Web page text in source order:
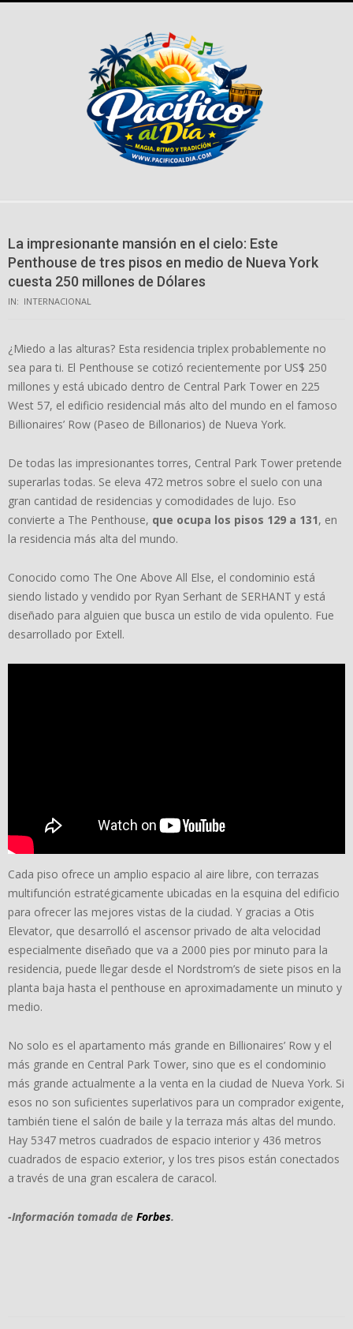
La impresionante mansión en el cielo: Este
Penthouse de tres pisos en medio de Nueva York
cuesta 250 millones de Dólares
IN: INTERNACIONAL
¿Miedo a las alturas? Esta residencia triplex probablemente no
sea para ti. El Penthouse se cotizó recientemente por US$ 250
millones y está ubicado dentro de Central Park Tower en 225
West 57, el edificio residencial más alto del mundo en el famoso
Billionaires’ Row (Paseo de Billonarios) de Nueva York.
De todas las impresionantes torres, Central Park Tower pretende
superarlas todas. Se eleva 472 metros sobre el suelo con una
gran cantidad de residencias y comodidades de lujo. Eso
convierte a The Penthouse, que ocupa los pisos 129 a 131, en
la residencia más alta del mundo.
Conocido como The One Above All Else, el condominio está
siendo listado y vendido por Ryan Serhant de SERHANT y está
diseñado para alguien que busca un estilo de vida opulento. Fue
desarrollado por Extell.
Cada piso ofrece un amplio espacio al aire libre, con terrazas
multifunción estratégicamente ubicadas en la esquina del edificio
para ofrecer las mejores vistas de la ciudad. Y gracias a Otis
Elevator, que desarrolló el ascensor privado de alta velocidad
especialmente diseñado que va a 2000 pies por minuto para la
residencia, puede llegar desde el Nordstrom’s de siete pisos en la
planta baja hasta el penthouse en aproximadamente un minuto y
medio.
No solo es el apartamento más grande en Billionaires’ Row y el
más grande en Central Park Tower, sino que es el condominio
más grande actualmente a la venta en la ciudad de Nueva York. Si
esos no son suficientes superlativos para un comprador exigente,
también tiene el salón de baile y la terraza más altas del mundo.
Hay 5347 metros cuadrados de espacio interior y 436 metros
cuadrados de espacio exterior, y los tres pisos están conectados
a través de una gran escalera de caracol.
-Información tomada de Forbes.